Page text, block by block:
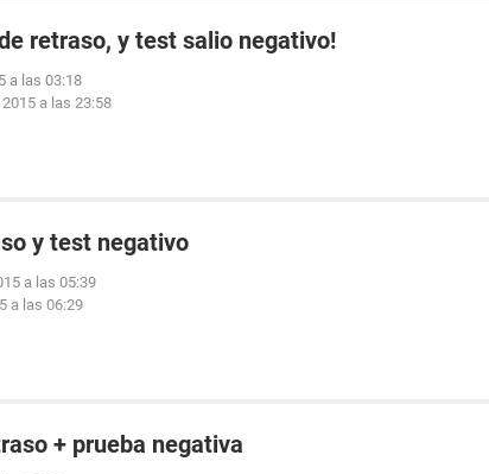
retraso, y test salio negativo!
a las 03:18
a las 23:58
y test negativo
a las 05:39
a las 06:29
+ prueba negativa